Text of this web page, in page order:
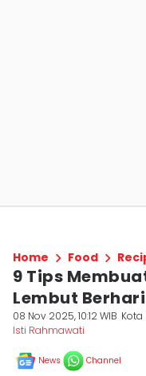
Home Food
9 Tips
Lembut
08 Nov 2025, 10:12 WIB
Isti Rahmawati
News Channel